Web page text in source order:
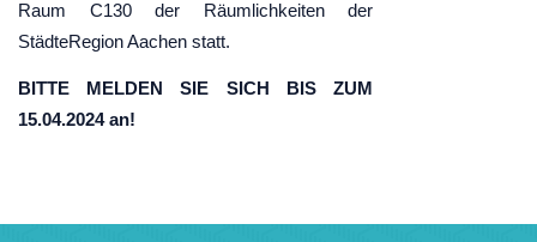
Raum C130 der Räumlichkeiten der
StädteRegion Aachen statt.
BITTE MELDEN SIE SICH BIS ZUM
15.04.2024 an!